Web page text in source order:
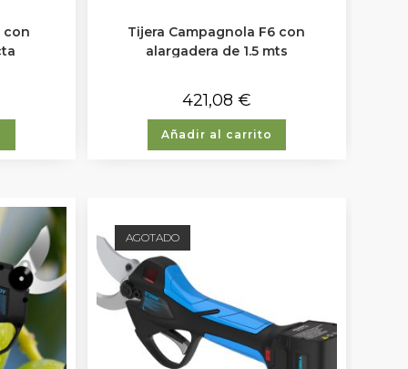
con
Tijera Campagnola F6 con
alargadera de 1.5 mts
421,08 €
Añadir al carrito
AGOTADO